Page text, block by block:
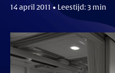
14 april 2011 • Leestijd: 3 min